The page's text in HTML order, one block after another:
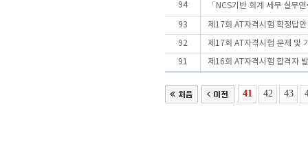
94 「NCS기반 회계 세무 실무
93 제17회 AT자격시험 확정답
92 제17회 AT자격시험 문제 및
91 제16회 AT자격시험 합격자
41 42 43